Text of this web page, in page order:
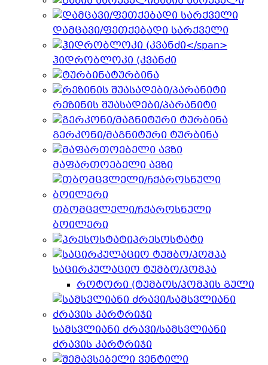
დამცავი/ფეთქებადი სარქველი
ჰიდრობლოკი (კვანძი
ტურბინა
რეზინის შუასადები/პარანიტი
გერკონი/მაგნიტური ტურბინა
მაფართოებელი ავზი
თბომცვლელი/ჩქაროსნული
ბოილერი
პრესოსტატი
საცირკულაციო ტუმბო/პომპა
როტორი (ტუმბოს/პომპის გული
სამსვლიანი ძრავი/სამსვლიანი
ძრავის კარტრიჯი